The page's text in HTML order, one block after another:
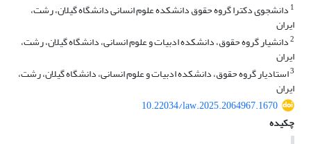
1 دانشجوی دکترا گروه حقوق دانشکده علوم انسانی دانشگاه گیلان، رشت،
ایران
2دانشیار گروه حقوق، دانشکده ادبیات و علوم انسانی، دانشگاه گیلان، رشت،
ایران
3استادیار گروه حقوق، دانشکده ادبیات و علوم انسانی، دانشگاه گیلان، رشت،
ایران
10.22034/law.2025.2064967.1670
چکیده